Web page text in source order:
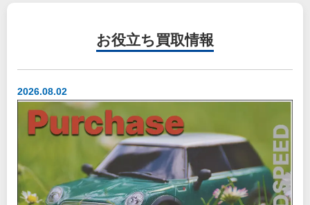
お役立ち 買取情報
2026.08.02